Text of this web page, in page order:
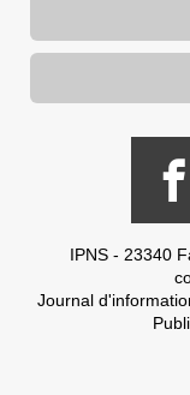
IPNS - 23340
Journal